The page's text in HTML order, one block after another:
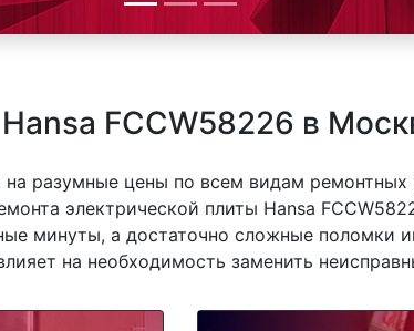
FCCW58226 в
разумные цены по всем видам
электрической плиты Hansa
минуты, а достаточно сложные поломки
на необходимость заменить